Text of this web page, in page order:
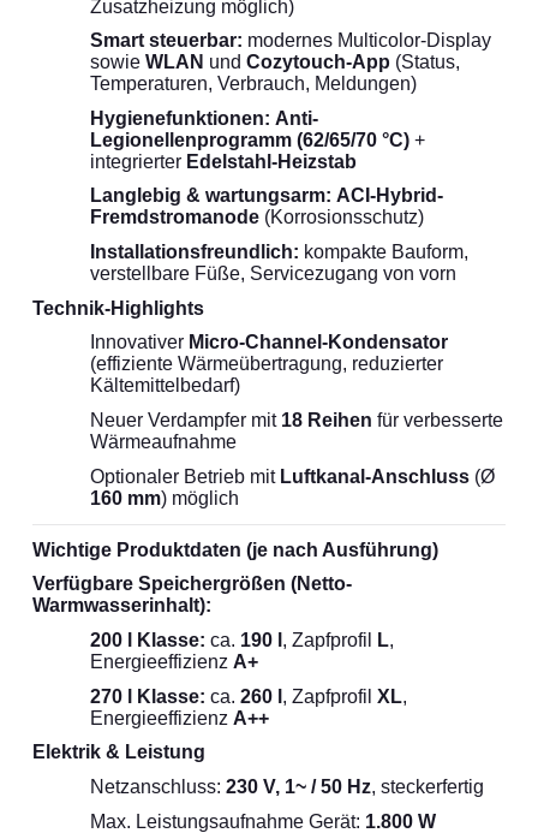
Zusatzheizung möglich)
Smart steuerbar: modernes Multicolor-Display
sowie WLAN und Cozytouch-App (Status,
Temperaturen, Verbrauch, Meldungen)
Hygienefunktionen: Anti-
Legionellenprogramm (62/65/70 °C) +
integrierter Edelstahl-Heizstab
Langlebig & wartungsarm: ACI-Hybrid-
Fremdstromanode (Korrosionsschutz)
Installationsfreundlich: kompakte Bauform,
verstellbare Füße, Servicezugang von vorn
Technik-Highlights
Innovativer Micro-Channel-Kondensator
(effiziente Wärmeübertragung, reduzierter
Kältemittelbedarf)
Neuer Verdampfer mit 18 Reihen für verbesserte
Wärmeaufnahme
Optionaler Betrieb mit Luftkanal-Anschluss (Ø
160 mm) möglich
Wichtige Produktdaten (je nach Ausführung)
Verfügbare Speichergrößen (Netto-
Warmwasserinhalt):
200 l Klasse: ca. 190 l , Zapfprofil L,
Energieeffizienz A+
270 l Klasse: ca. 260 l , Zapfprofil XL,
Energieeffizienz A++
Elektrik & Leistung
Netzanschluss: 230 V, 1~ / 50 Hz, steckerfertig
Max. Leistungsaufnahme Gerät: 1.800 W